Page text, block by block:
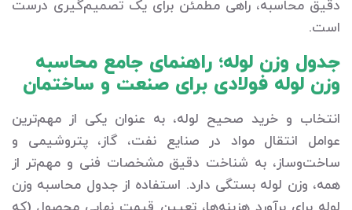
دقیق محاسبه، راهی مطمئن برای یک تصمیم‌گیری درست
است.
جدول وزن لوله؛ راهنمای جامع محاسبه
وزن لوله فولادی برای صنعت و ساختمان
انتخاب و خرید صحیح لوله، به عنوان یکی از مهم‌ترین
عوامل انتقال مواد در صنایع نفت، گاز، پتروشیمی و
ساخت‌وساز، به شناخت دقیق مشخصات فنی و مهم‌تر از
همه، وزن لوله بستگی دارد. استفاده از جدول محاسبه وزن